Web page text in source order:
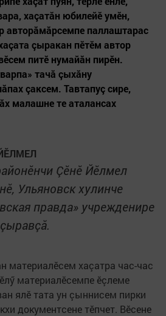
хаçатăн юбилейӗ умӗн,
авторăмăрсемпе паллаштарас
çыракан пӗтӗм автор
питӗ нумайăн пирӗн.
тачă çыхăну
çаксем. Тавтапуç сире,
малашне те аталансах
Çӗнӗ Йӗлмел
Ульяновск хулинче
правда» учрежденире
материалӗсем хаçатра час-час
материалӗсемпе ӗçлеме
ялӗ тата ун çыннисем пирки
документсене тӗпчет. Вӗсене